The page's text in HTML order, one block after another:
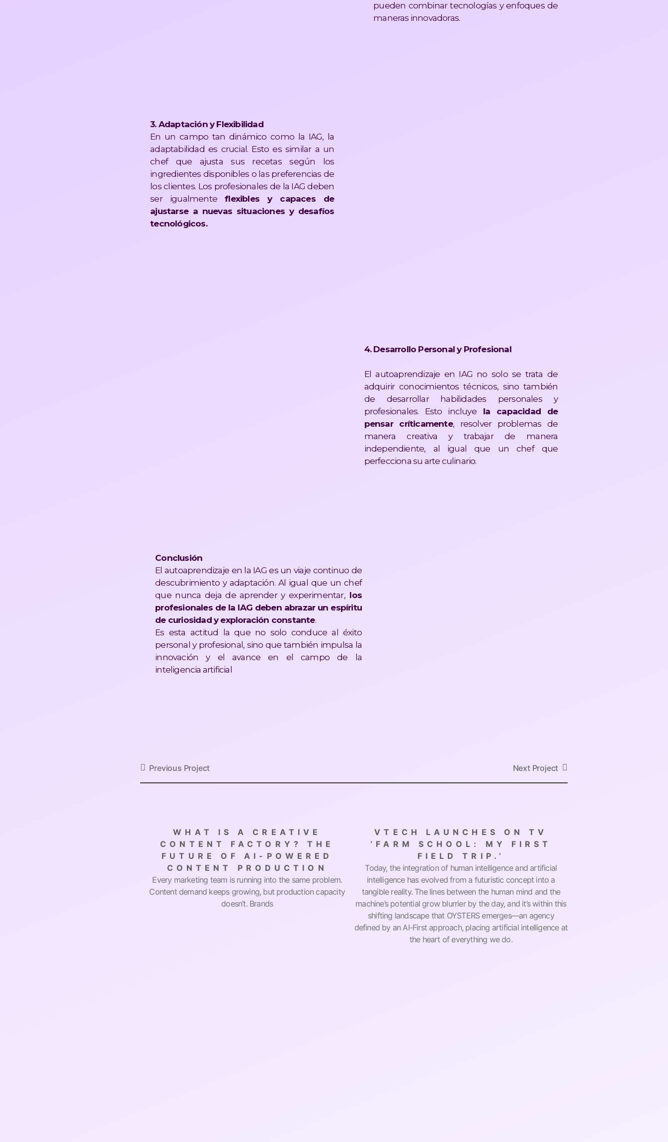
pueden combinar tecnologías y enfoques de
maneras innovadoras​​.
3. Adaptación y Flexibilidad
En un campo tan dinámico como la IAG, la
adaptabilidad es crucial. Esto es similar a un
chef que ajusta sus recetas según los
ingredientes disponibles o las preferencias de
los clientes. Los profesionales de la IAG deben
ser igualmenteflexibles y capaces de
ajustarse a nuevas situaciones y desafíos
tecnológicos​​.
4. Desarrollo Personal y Profesional
El autoaprendizaje en IAG no solo se trata de
adquirir conocimientos técnicos, sino también
de desarrollar habilidades personales y
profesionales. Esto incluyela capacidad de
pensar críticamente, resolver problemas de
manera creativa y trabajar de manera
independiente, al igual que un chef que
perfecciona su arte culinario​​.
Conclusión
El autoaprendizaje en la IAG es un viaje continuo de
descubrimiento y adaptación. Al igual que un chef
que nunca deja de aprender y experimentar,los
profesionales de la IAG deben abrazar un espíritu
de curiosidad y exploración constante.
Es esta actitud la que no solo conduce al éxito
personal y profesional, sino que también impulsa la
innovación y el avance en el campo de la
inteligencia artificial
Previous Project Next Project
WHAT IS A CREATIVE
CONTENT FACTORY? THE
FUTURE OF AI-POWERED
CONTENT PRODUCTION
Every marketing team is running into the same problem.
Content demand keeps growing, but production capacity
doesn’t. Brands
VTECH LAUNCHES ON TV
‘FARM SCHOOL: MY FIRST
FIELD TRIP.’
Today, the integration of human intelligence and artificial
intelligence has evolved from a futuristic concept into a
tangible reality. The lines between the human mind and the
machine’s potential grow blurrier by the day, and it’s within this
shifting landscape that OYSTERS emerges—an agency
defined by an AI-First approach, placing artificial intelligence at
the heart of everything we do.